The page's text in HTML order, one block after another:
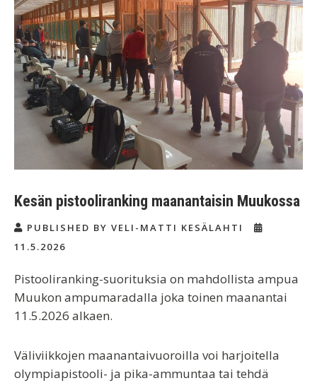
Kesän pistooliranking maanantaisin Muukossa
PUBLISHED BY VELI-MATTI KESÄLAHTI
11.5.2026
Pistooliranking-suorituksia on mahdollista ampua
Muukon ampumaradalla joka toinen maanantai
11.5.2026 alkaen.
Väliviikkojen maanantaivuoroilla voi harjoitella
olympiapistooli- ja pika-ammuntaa tai tehdä